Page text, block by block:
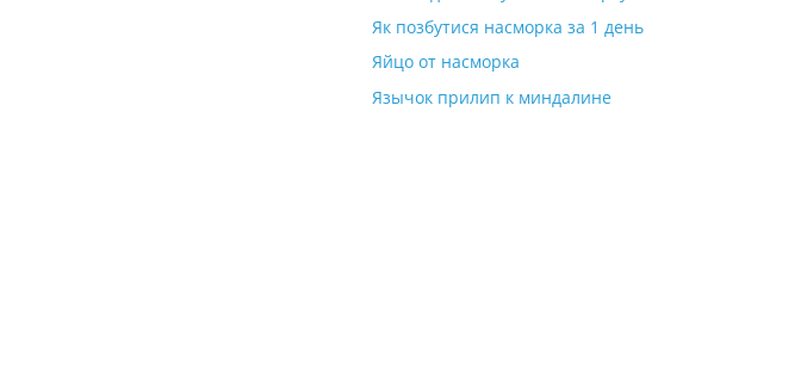
Як позбутися насморка за 1 день
Яйцо от насморка
Язычок прилип к миндалине